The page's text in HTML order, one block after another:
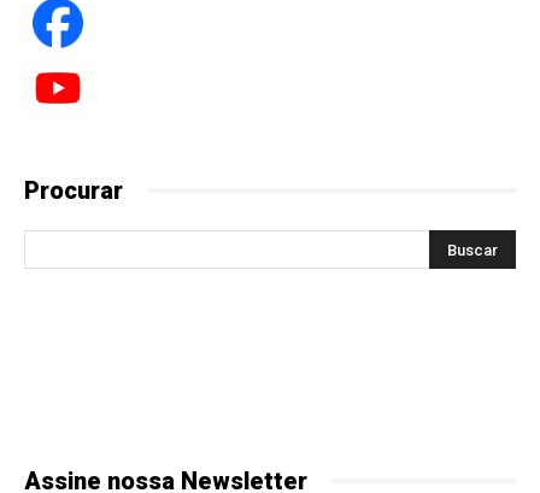
Procurar
Assine nossa Newsletter